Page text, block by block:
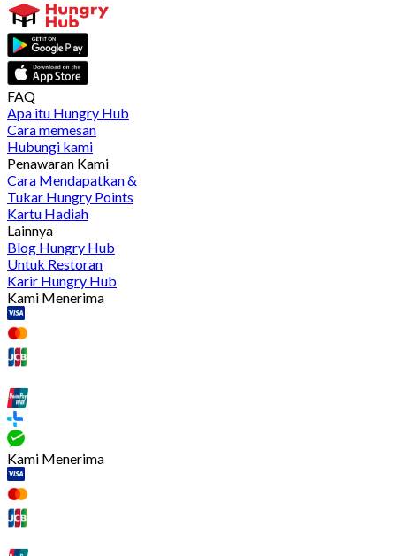
FAQ
Apa itu Hungry Hub
Cara memesan
Hubungi kami
Penawaran Kami
Cara Mendapatkan &
Tukar Hungry Points
Kartu Hadiah
Lainnya
Blog Hungry Hub
Untuk Restoran
Karir Hungry Hub
Kami Menerima
Kami Menerima